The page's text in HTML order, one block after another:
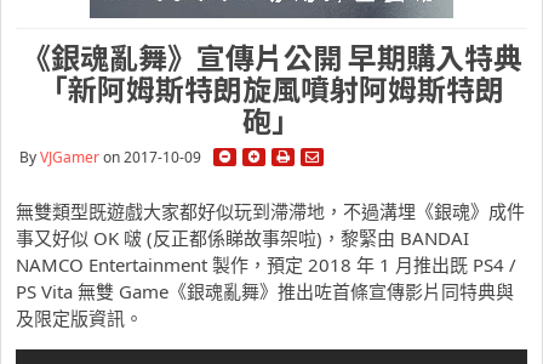
《銀魂亂舞》宣傳片公開 早期購入特典
「新阿姆斯特朗旋風噴射阿姆斯特朗
砲」
ByVJGameron 2017-10-09
無雙類型既遊戲大家都好似玩到滯滯地，不過溝埋《銀魂》成件
事又好似 OK 啵 (反正都係睇故事架啦)，黎緊由 BANDAI
NAMCO Entertainment 製作，預定 2018 年 1 月推出既 PS4 /
PS Vita 無雙 Game《銀魂亂舞》推出咗首條宣傳影片同特典與
及限定版資訊。